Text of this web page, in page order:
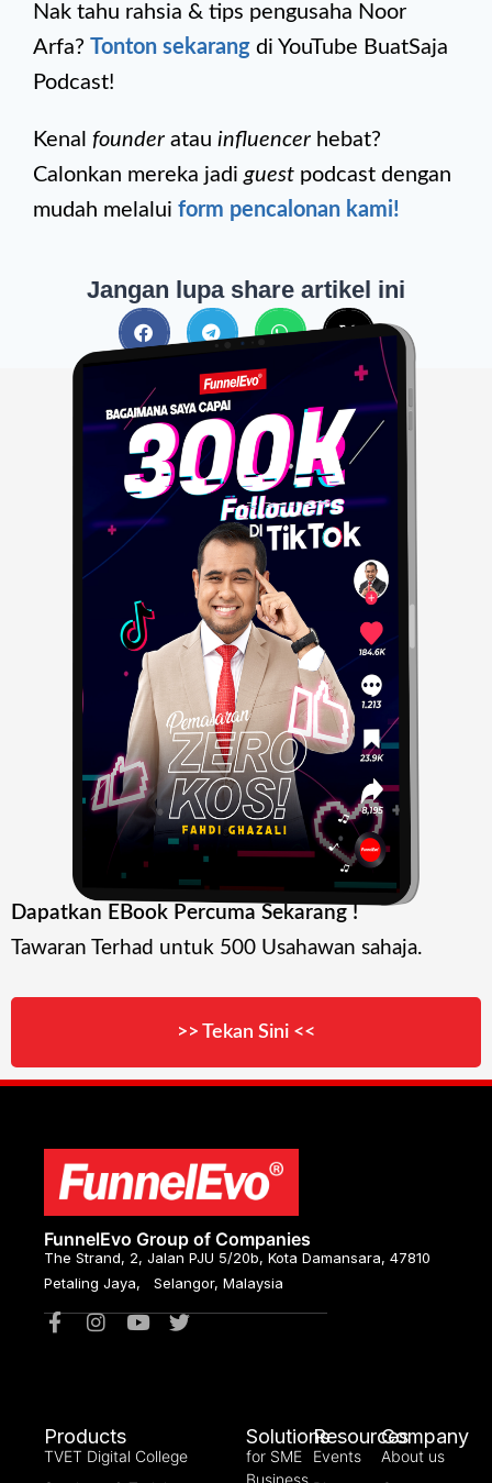
Nak tahu rahsia & tips pengusaha Noor
Arfa?
Tonton sekarang di YouTube BuatSaja
Podcast!
Kenal founder atau influencer hebat?
Calonkan mereka jadiguest podcast dengan
mudah melalui form pencalonan kami!
Jangan lupa share artikel ini
Dapatkan EBook Percuma Sekarang !
Tawaran Terhad untuk 500 Usahawan sahaja.
>> Tekan Sini <<
FunnelEvo Group of Companies
The Strand, 2, Jalan PJU 5/20b, Kota Damansara, 47810
Petaling Jaya, Selangor, Malaysia
Products
TVET Digital College
Solutions
for SME
Business
Resources
Events
Company
About us